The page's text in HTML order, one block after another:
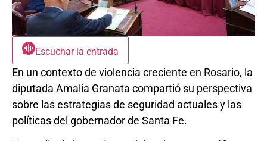
Escuchar la entrada
En un contexto de violencia creciente en Rosario, la
diputada Amalia Granata compartió su perspectiva
sobre las estrategias de seguridad actuales y las
políticas del gobernador de Santa Fe.